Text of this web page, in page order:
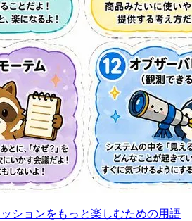
ッションをもっと楽しむための用語